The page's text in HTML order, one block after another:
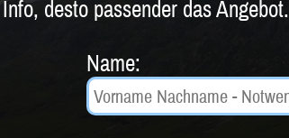
desto passender das Angebot.
Name: